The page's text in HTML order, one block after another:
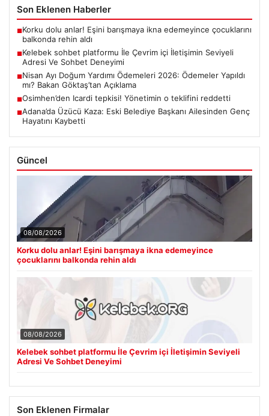
Son Eklenen Haberler
■Korku dolu anlar! Eşini barışmaya ikna edemeyince çocuklarını
balkonda rehin aldı
■Kelebek sohbet platformu İle Çevrim içi İletişimin Seviyeli
Adresi Ve Sohbet Deneyimi
■Nisan Ayı Doğum Yardımı Ödemeleri 2026: Ödemeler Yapıldı
mı? Bakan Göktaş’tan Açıklama
■Osimhen’den Icardi tepkisi! Yönetimin o teklifini reddetti
■Adana’da Üzücü Kaza: Eski Belediye Başkanı Ailesinden Genç
Hayatını Kaybetti
Güncel
08/08/2026
Korku dolu anlar! Eşini barışmaya ikna edemeyince
çocuklarını balkonda rehin aldı
08/08/2026
Kelebek sohbet platformu İle Çevrim içi İletişimin Seviyeli
Adresi Ve Sohbet Deneyimi
Son Eklenen Firmalar